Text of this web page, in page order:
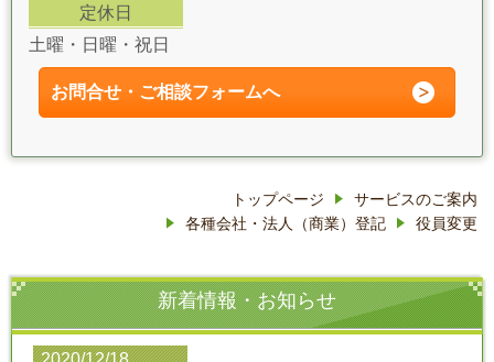
定休日
土曜・日曜・祝日
お問合せ・ご相談フォームへ
トップページ
サービスのご案内
各種会社・法人（商業）登記
役員変更
新着情報・お知らせ